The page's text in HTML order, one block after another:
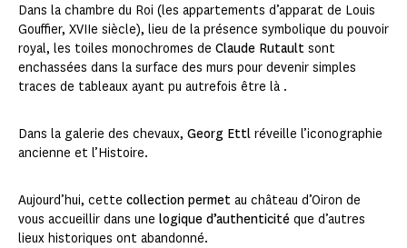
Dans la chambre du Roi (les appartements d’apparat de Louis
Gouffier, XVIIe siècle), lieu de la présence symbolique du pouvoir
royal, les toiles monochromes de Claude Rutault sont
enchassées dans la surface des murs pour devenir simples
traces de tableaux ayant pu autrefois être là .
Dans la galerie des chevaux, Georg Ettl réveille l’iconographie
ancienne et l’Histoire.
Aujourd’hui, cette collection permet au château d’Oiron de
vous accueillir dans une logique d’authenticité que d’autres
lieux historiques ont abandonné.